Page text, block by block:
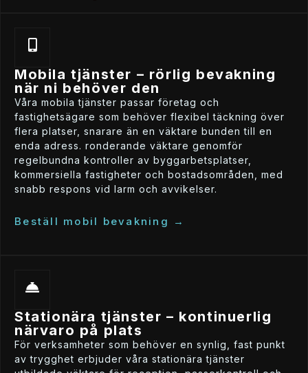
mobila tjänster – rörlig bevakning
när ni behöver den
våra mobila tjänster passar företag och
fastighetsägare som behöver flexibel täckning över
flera platser, snarare än en väktare bunden till en
enda adress. ronderande väktare genomför
regelbundna kontroller av byggarbetsplatser,
kommersiella fastigheter och bostadsområden, med
snabb respons vid larm och avvikelser.
beställ mobil bevakning →
stationära tjänster – kontinuerlig
närvaro på plats
för verksamheter som behöver en synlig, fast punkt
av trygghet erbjuder våra stationära tjänster